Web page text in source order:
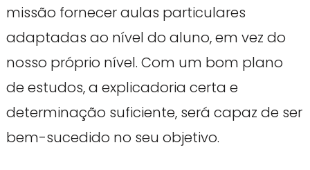
missão fornecer aulas particulares
adaptadas ao nível do aluno, em vez do
nosso próprio nível. Com um bom plano
de estudos, a explicadoria certa e
determinação suficiente, será capaz de ser
bem-sucedido no seu objetivo.